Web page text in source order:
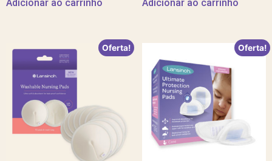
Adicionar ao carrinho Adicionar ao carrinho
Oferta! Oferta!